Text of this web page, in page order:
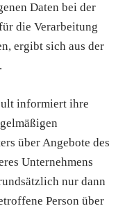
Daten bei der
die Verarbeitung
ergibt sich aus der
informiert ihre
über Angebote des
Unternehmens
nur dann
Person über